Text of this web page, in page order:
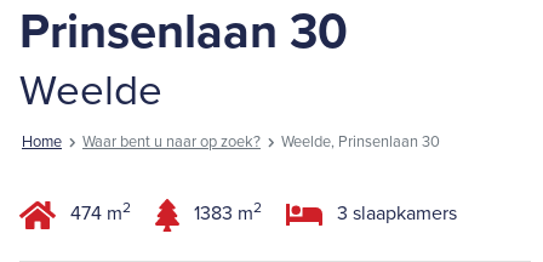
Prinsenlaan 30
Weelde
Home Waar bent u naar op zoek? Weelde, Prinsenlaan 30
474 m2 1383 m2 3 slaapkamers